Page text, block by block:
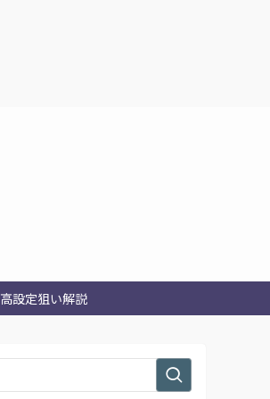
高設定狙い解説